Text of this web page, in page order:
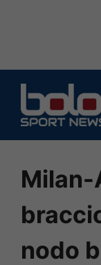
contenuto
Milan-
nodo